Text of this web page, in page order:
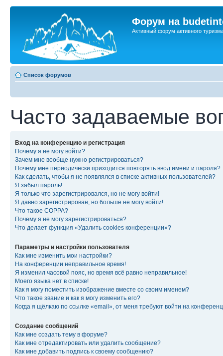
Форум на
Активный форум активного
Список форумов
Часто задаваемые
Вход на конференцию и регистрация
Почему я не могу войти?
Зачем мне вообще нужно регистрироваться?
Почему мне периодически приходится повторять ввод имени и пароля?
Как сделать, чтобы я не появлялся в списке активных пользователей?
Я забыл пароль!
Я только что зарегистрировался, но не могу войти!
Я давно зарегистрирован, но больше не могу войти!
Что такое COPPA?
Почему я не могу зарегистрироваться?
Что делает функция «Удалить cookies конференции»?
Параметры и настройки пользователя
Как мне изменить мои настройки?
На конференции неправильное время!
Я изменил часовой пояс, но время всё равно неправильное!
Моего языка нет в списке!
Как я могу поместить изображение вместе со своим именем?
Что такое звание и как я могу изменить его?
Когда я щёлкаю по ссылке «email», от меня требуют войти на
Создание сообщений
Как мне создать тему в форуме?
Как мне отредактировать или удалить сообщение?
Как мне добавить подпись к своему сообщению?